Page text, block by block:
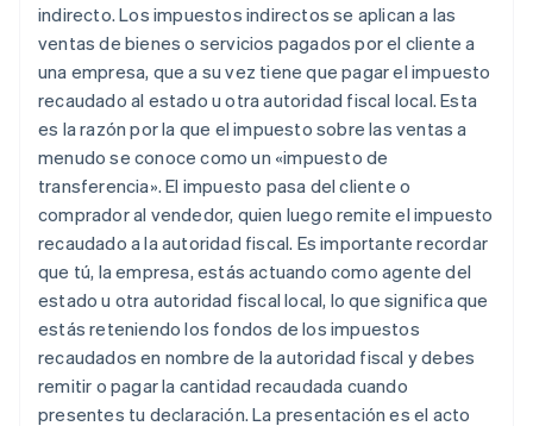
Carolina del Norte
Dakota del Norte
Ohio
Oklahoma
Pensilvania
Rhode Island
Carolina del Sur
Dakota del Sur
Tennessee
Texas
indirecto. Los impuestos indirectos se aplican a las
ventas de bienes o servicios pagados por el cliente a
una empresa, que a su vez tiene que pagar el impuesto
recaudado al estado u otra autoridad fiscal local. Esta
es la razón por la que el impuesto sobre las ventas a
menudo se conoce como un «impuesto de
transferencia». El impuesto pasa del cliente o
comprador al vendedor, quien luego remite el impuesto
recaudado a la autoridad fiscal. Es importante recordar
que tú, la empresa, estás actuando como agente del
estado u otra autoridad fiscal local, lo que significa que
estás reteniendo los fondos de los impuestos
recaudados en nombre de la autoridad fiscal y debes
remitir o pagar la cantidad recaudada cuando
presentes tu declaración. La presentación es el acto